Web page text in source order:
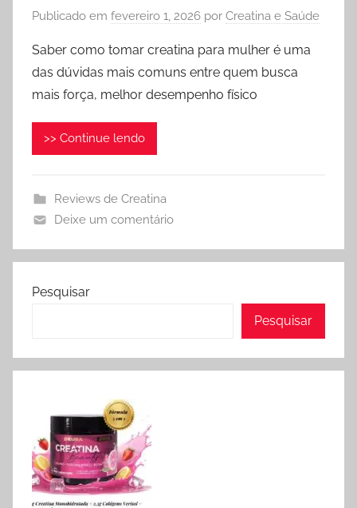
Publicado em fevereiro 1, 2026 por Creatina e Saúde
Saber como tomar creatina para mulher é uma
das dúvidas mais comuns entre quem busca
mais força, melhor desempenho físico
>> Continue lendo
Reviews de Creatina
Deixe um comentário
Pesquisar
Pesquisar